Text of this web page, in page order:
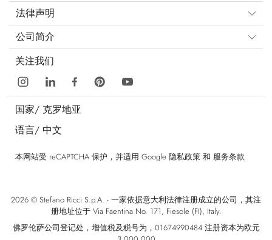
法律声明
公司简介
关注我们
国家/ 克罗地亚
语言/ 中文
本网站受 reCAPTCHA 保护，并适用 Google 隐私政策 和 服务条款
2026 © Stefano Ricci S.p.A. - 一家依据意大利法律注册成立的公司，其注
册地址位于 Via Faentina No. 171, Fiesole (FI), Italy.
佛罗伦萨公司登记处，增值税及税号为，01674990484 注册资本为欧元